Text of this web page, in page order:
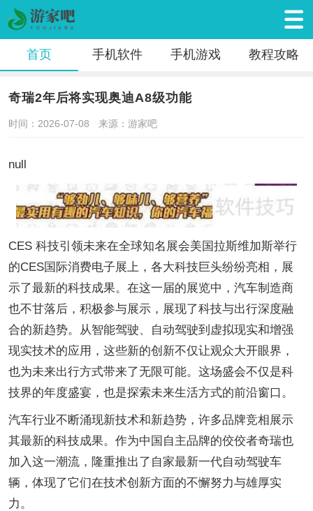
首页 手机软件 手机游戏 教程攻略
奇瑞2年后将实现奥迪A8级功能
时间：2026-07-08 来源：游家吧
null
CES 科技引领未来在全球知名展会美国拉斯维加斯举行
的CES国际消费电子展上，各大科技巨头纷纷亮相，展
示了最新的科技成果。在这一届的展览中，汽车制造商
也不甘落后，积极参与展示，展现了科技与出行深度融
合的新趋势。从智能驾驶、自动驾驶到虚拟现实和增强
现实技术的应用，这些新的创新不仅让观众大开眼界，
也为未来出行方式带来了无限可能。这场盛会不仅是科
技界的年度盛宴，也是探索未来生活方式的前沿窗口。
汽车行业不断涌现新技术和新趋势，许多品牌竞相展示
其最新的科技成果。作为中国自主品牌的佼佼者奇瑞也
加入这一潮流，隆重推出了自家最新一代自动驾驶车
辆，体现了它们在技术创新方面的不懈努力与雄厚实
力。